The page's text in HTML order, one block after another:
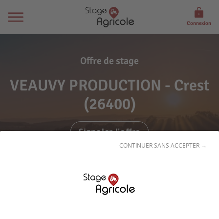
CONTINUER SANS ACCEPTER →
Connexion
Offre de stage
VEAUVY PRODUCTION - Crest
(26400)
Signaler l'offre